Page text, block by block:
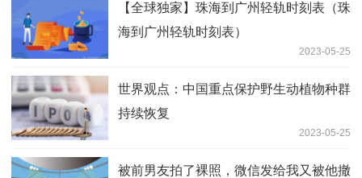
【全球独家】珠海到广州轻轨时刻表（珠
海到广州轻轨时刻表）
2023-05-25
世界观点：中国重点保护野生动植物种群
持续恢复
2023-05-25
被前男友拍了裸照，微信发给我又被他撤